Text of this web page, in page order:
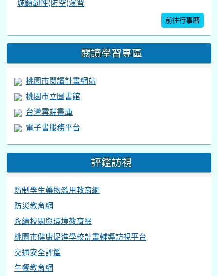
城鎮韌性(防空)演習
前往行事曆
閱讀學習專區
桃園市閱讀計畫網站
桃園市立圖書館
台灣雲端書庫
電子書服務平台
評鑑訪視
防制學生藥物濫用教育網
防災教育網
永續校園與環境教育網
桃園市健康促進學校計畫輔導訪視平台
交通安全評鑑
午餐教育網